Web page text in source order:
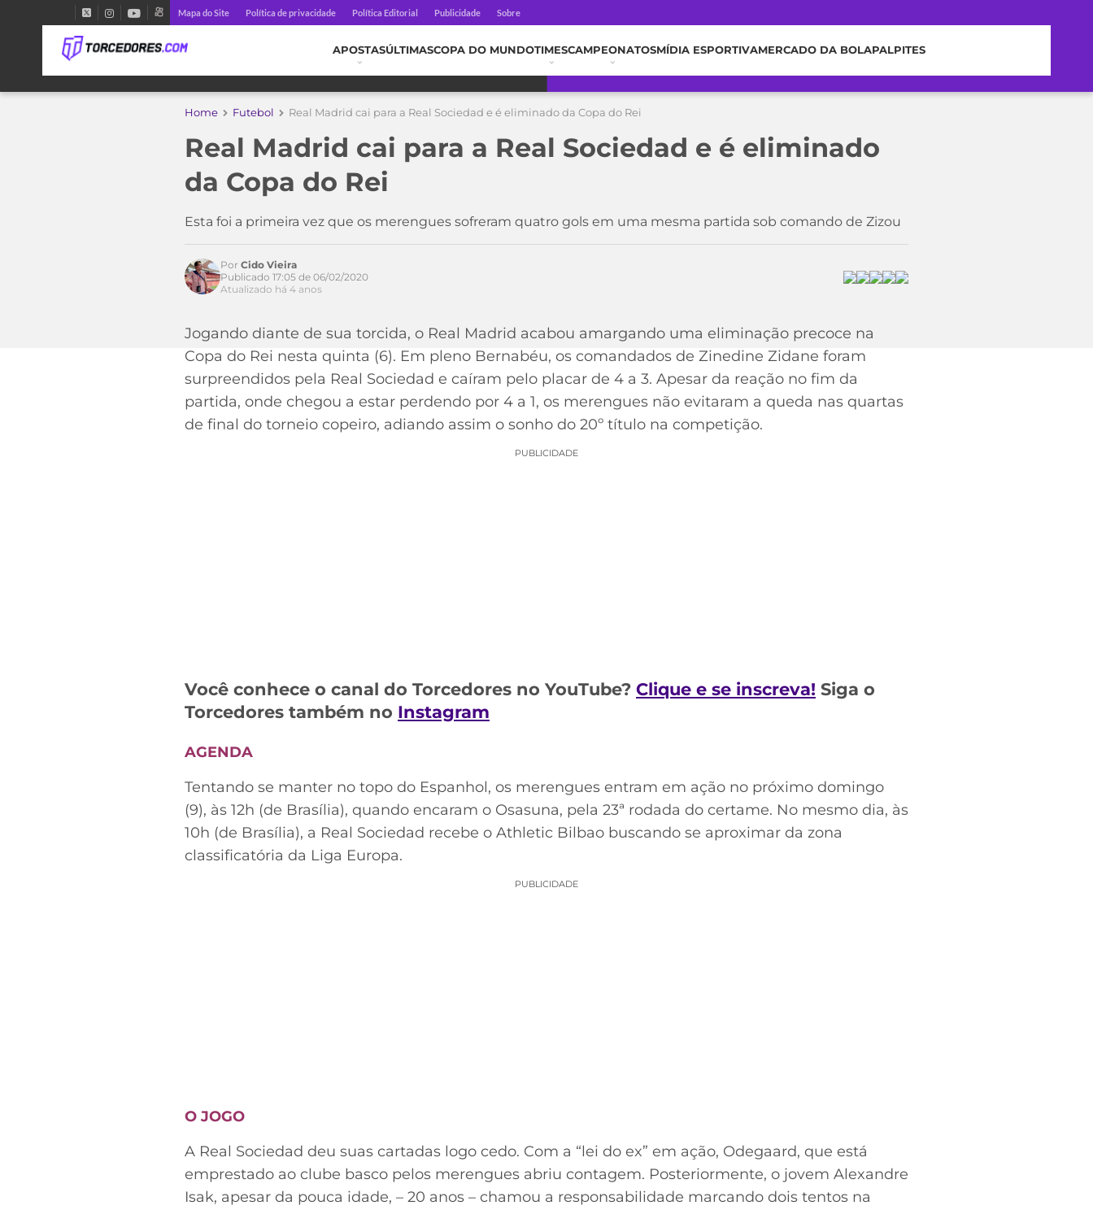
Mapa do Site Política de privacidade Política Editorial Publicidade Sobre
APOSTASÚLTIMASCOPA DO MUNDOTIMESCAMPEONATOSMÍDIA ESPORTIVAMERCADO DA BOLAPALPITES
Home Futebol Real Madrid cai para a Real Sociedad e é eliminado da Copa do Rei
Real Madrid cai para a Real Sociedad e é eliminado
da Copa do Rei
Esta foi a primeira vez que os merengues sofreram quatro gols em uma mesma partida sob comando de Zizou
Acesse o perfil do autor
Por Cido Vieira
Publicado 17:05 de 06/02/2020
Atualizado há 4 anos
Jogando diante de sua torcida, o Real Madrid acabou amargando uma eliminação precoce na
Copa do Rei nesta quinta (6). Em pleno Bernabéu, os comandados de Zinedine Zidane foram
surpreendidos pela Real Sociedad e caíram pelo placar de 4 a 3. Apesar da reação no fim da
partida, onde chegou a estar perdendo por 4 a 1, os merengues não evitaram a queda nas quartas
de final do torneio copeiro, adiando assim o sonho do 20º título na competição.
PUBLICIDADE
Você conhece o canal do Torcedores no YouTube? Clique e se inscreva! Siga o
Torcedores também no Instagram
AGENDA
Tentando se manter no topo do Espanhol, os merengues entram em ação no próximo domingo
(9), às 12h (de Brasília), quando encaram o Osasuna, pela 23ª rodada do certame. No mesmo dia, às
10h (de Brasília), a Real Sociedad recebe o Athletic Bilbao buscando se aproximar da zona
classificatória da Liga Europa.
PUBLICIDADE
O JOGO
A Real Sociedad deu suas cartadas logo cedo. Com a “lei do ex” em ação, Odegaard, que está
emprestado ao clube basco pelos merengues abriu contagem. Posteriormente, o jovem Alexandre
Isak, apesar da pouca idade, – 20 anos – chamou a responsabilidade marcando dois tentos na